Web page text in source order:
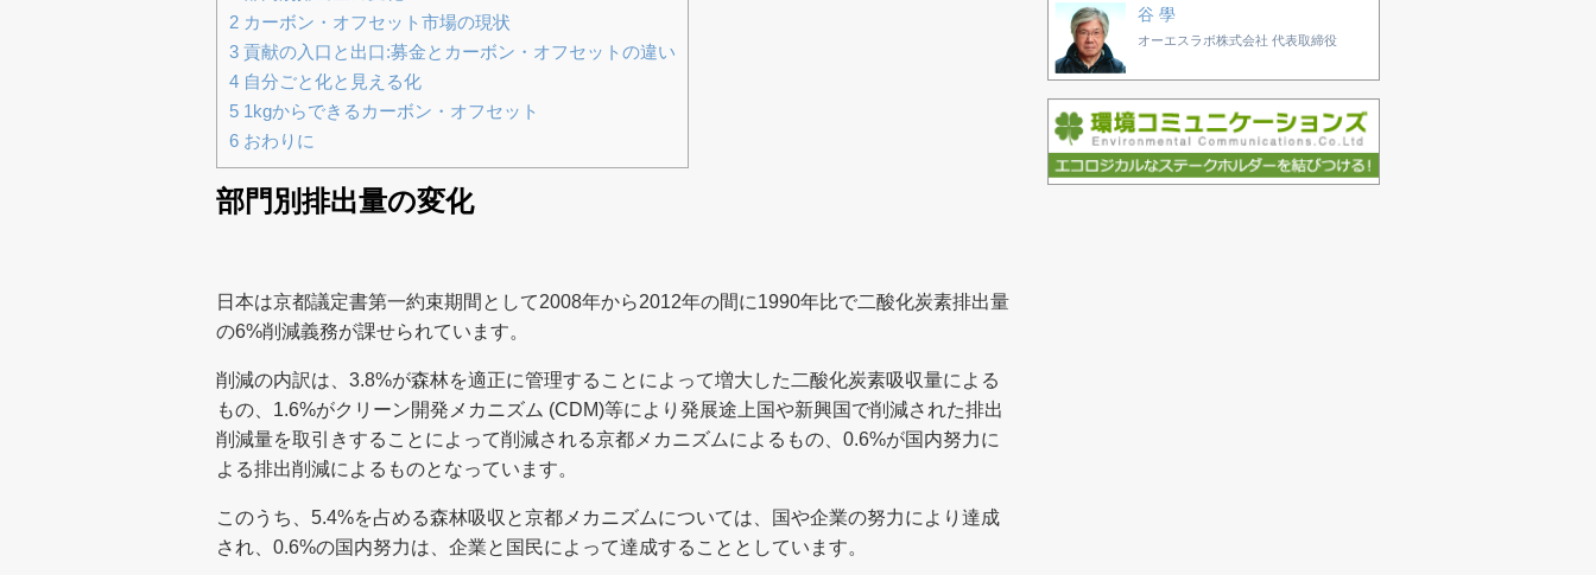
2 カーボン・オフセット市場の現状
3 貢献の入口と出口:募金とカーボン・オフセットの違い
4 自分ごと化と見える化
5 1kgからできるカーボン・オフセット
6 おわりに
部門別排出量の変化
日本は京都議定書第一約束期間として2008年から2012年の間に1990年比で二酸化炭素排出量
の6%削減義務が課せられています。
削減の内訳は、3.8%が森林を適正に管理することによって増大した二酸化炭素吸収量による
もの、1.6%がクリーン開発メカニズム (CDM)等により発展途上国や新興国で削減された排出
削減量を取引きすることによって削減される京都メカニズムによるもの、0.6%が国内努力に
よる排出削減によるものとなっています。
このうち、5.4%を占める森林吸収と京都メカニズムについては、国や企業の努力により達成
され、0.6%の国内努力は、企業と国民によって達成することとしています。
谷 學
オーエスラボ株式会社 代表取締役